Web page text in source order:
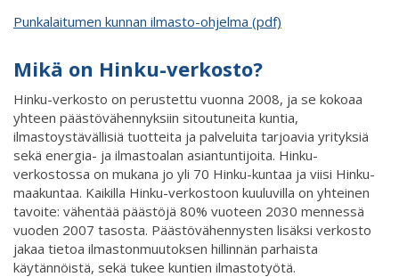
Punkalaitumen kunnan ilmasto-ohjelma (pdf)
Mikä on Hinku-verkosto?
Hinku-verkosto on perustettu vuonna 2008, ja se kokoaa
yhteen päästövähennyksiin sitoutuneita kuntia,
ilmastoystävällisiä tuotteita ja palveluita tarjoavia yrityksiä
sekä energia- ja ilmastoalan asiantuntijoita. Hinku-
verkostossa on mukana jo yli 70 Hinku-kuntaa ja viisi Hinku-
maakuntaa. Kaikilla Hinku-verkostoon kuuluvilla on yhteinen
tavoite: vähentää päästöjä 80% vuoteen 2030 mennessä
vuoden 2007 tasosta. Päästövähennysten lisäksi verkosto
jakaa tietoa ilmastonmuutoksen hillinnän parhaista
käytännöistä, sekä tukee kuntien ilmastotyötä.